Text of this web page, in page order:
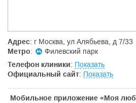
Адрес: г Москва, ул Алябьева, д 7/33
Метро:
Филевский парк
Телефон клиники: Показать
Официальный сайт: Показать
Мобильное приложение «Моя